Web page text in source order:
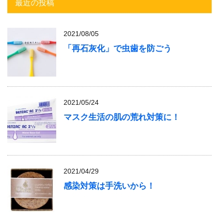
最近の投稿
2021/08/05
「再石灰化」で虫歯を防ごう
2021/05/24
マスク生活の肌の荒れ対策に！
2021/04/29
感染対策は手洗いから！